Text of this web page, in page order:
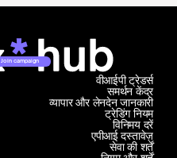
Join campaign
समर्थन केंद्र
व्यापार और लेनदेन जानकारी
वीआईपी ट्रेडर्स
ट्रेडिंग नियम
विनिमय दरें
एपीआई दस्तावेज़
सेवा की शर्तें